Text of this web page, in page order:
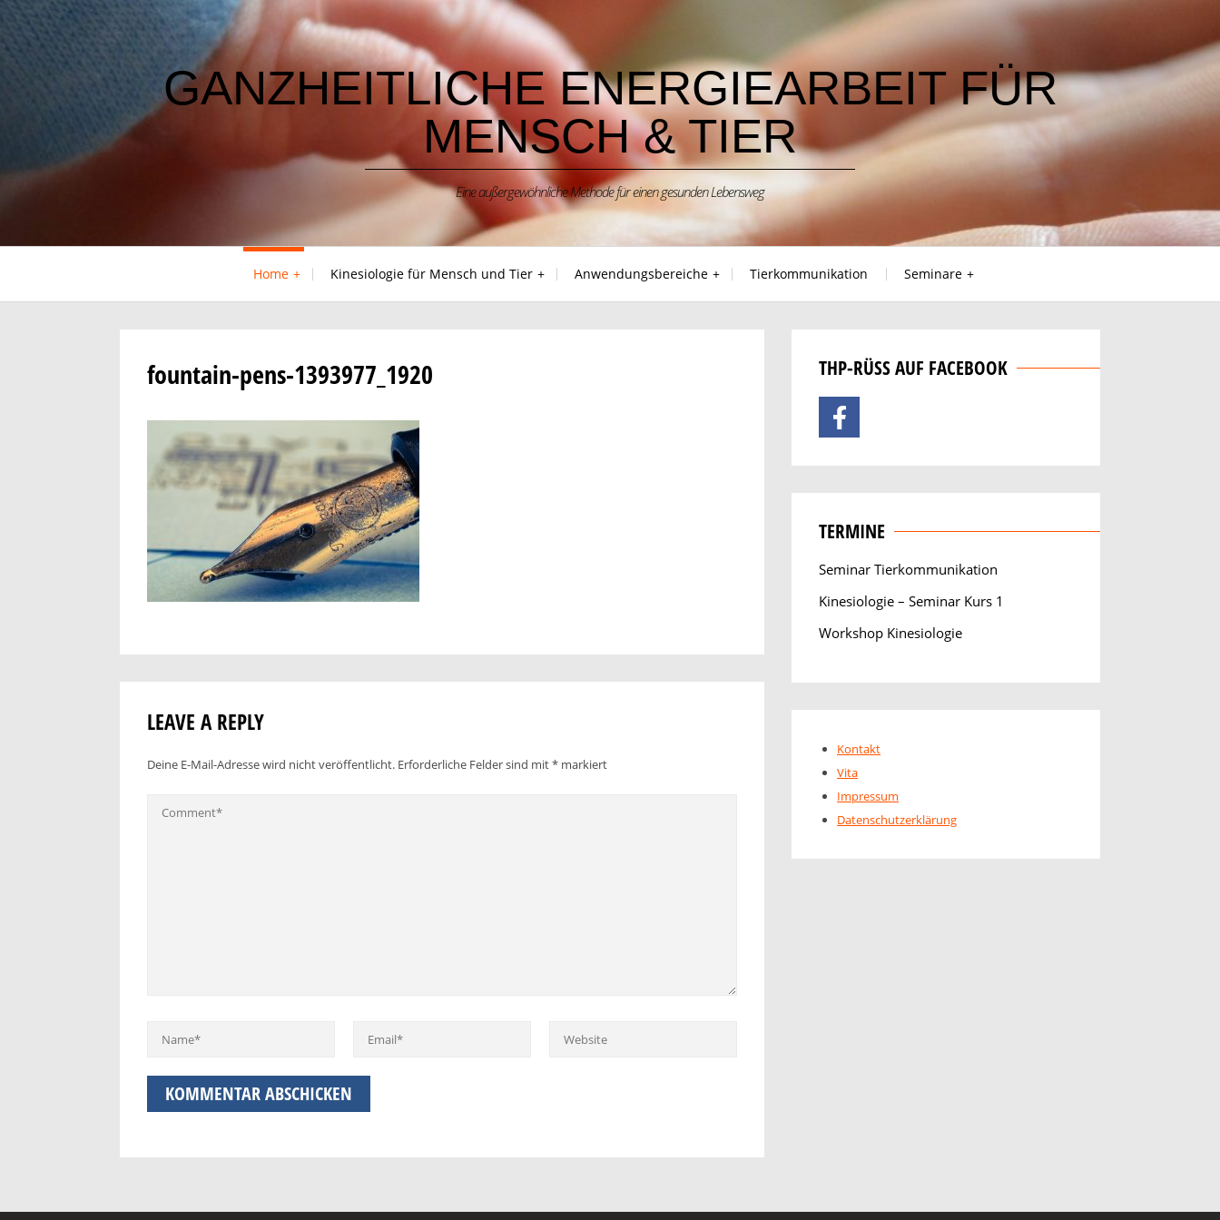
content
GANZHEITLICHE ENERGIEARBEIT FÜR
MENSCH & TIER
Eine außergewöhnliche Methode für einen gesunden Lebensweg
Home Kinesiologie für Mensch und Tier Anwendungsbereiche Tierkommunikation Seminare
fountain-pens-1393977_1920
LEAVE A REPLY
Deine E-Mail-Adresse wird nicht veröffentlicht. Erforderliche Felder sind mit* markiert
THP-RÜSS AUF FACEBOOK
TERMINE
Seminar Tierkommunikation
Kinesiologie – Seminar Kurs 1
Workshop Kinesiologie
Kontakt
Vita
Impressum
Datenschutzerklärung